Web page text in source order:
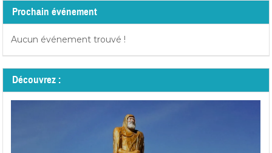
Prochain événement
Aucun événement trouvé !
Découvrez :